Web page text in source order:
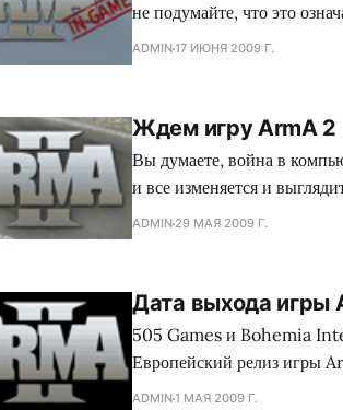
не подумайте, что это
игра ArmA 2 с завтрашнего дня
ADMIN17 ИЮНЯ 2009 Г.
Ждем игру ArmA 2
Вы думаете, война в
и все изменяется и
Operation Flashpoint,и как
ADMIN 29 МАЯ 2009 Г.
Дата выхода игры
505 Games и Bohemia
Европейский релиз игры
обещает множество
ADMIN1 МАЯ 2009 Г.